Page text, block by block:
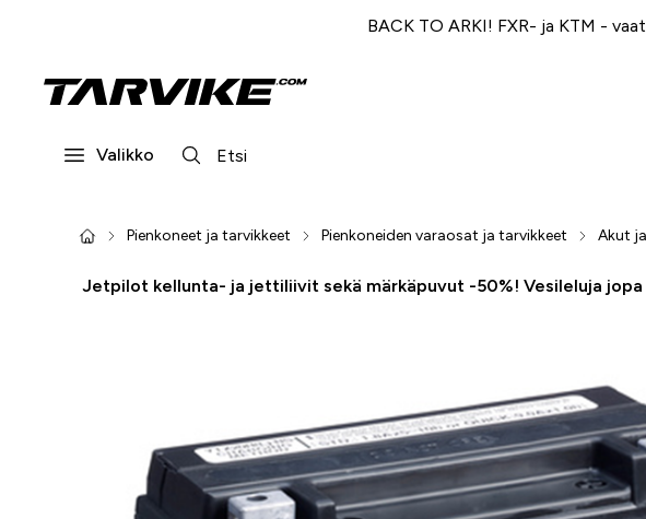
BACK TO ARKI! FXR- ja KTM -
Valikko
Pienkoneet ja tarvikkeet Pienkoneiden varaosat ja tarvikkeet Akut
Jetpilot kellunta- ja jettiliivit sekä märkäpuvut -50%! Vesileluja jopa